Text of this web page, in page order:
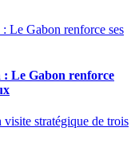
Le Gabon renforce